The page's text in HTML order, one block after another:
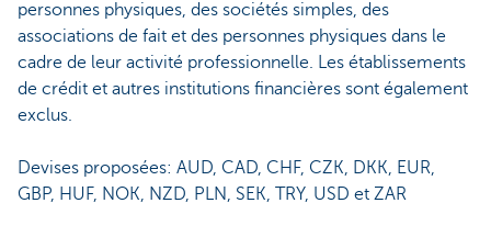
personnes physiques, des sociétés simples, des
associations de fait et des personnes physiques dans le
cadre de leur activité professionnelle. Les établissements
de crédit et autres institutions financières sont également
exclus.
Devises proposées: AUD, CAD, CHF, CZK, DKK, EUR,
GBP, HUF, NOK, NZD, PLN, SEK, TRY, USD et ZAR